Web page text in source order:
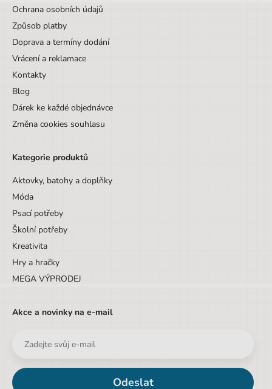
Ochrana osobních údajů
Způsob platby
Doprava a termíny dodání
Vrácení a reklamace
Kontakty
Blog
Dárek ke každé objednávce
Změna cookies souhlasu
Kategorie produktů
Aktovky, batohy a doplňky
Móda
Psací potřeby
Školní potřeby
Kreativita
Hry a hračky
MEGA VÝPRODEJ
Akce a novinky na e-mail
Odeslat